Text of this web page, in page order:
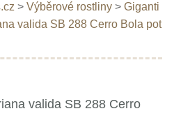
> Výběrové rostliny > Giganti
valida SB 288 Cerro Bola pot
valida SB 288 Cerro